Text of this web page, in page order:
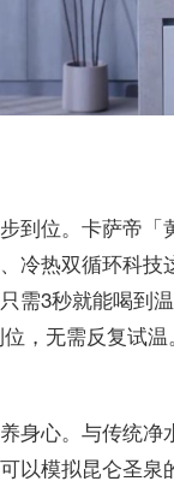
到位。 卡萨帝「
冷热双循环科
需3秒就能喝
，无需反复试
身心。与传统净
以模拟昆仑圣